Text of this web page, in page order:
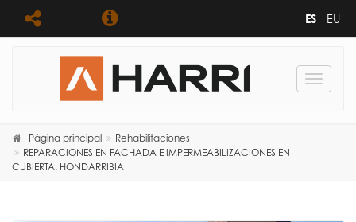
ES EU
Toggle
Página principal
Rehabilitaciones
REPARACIONES EN FACHADA E IMPERMEABILIZACIONES EN
CUBIERTA. HONDARRIBIA